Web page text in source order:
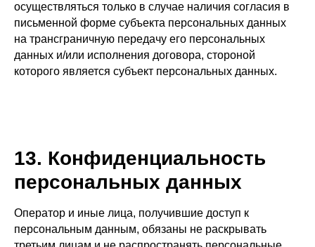
осуществляться только в случае наличия согласия в
письменной форме субъекта персональных данных
на трансграничную передачу его персональных
данных и/или исполнения договора, стороной
которого является субъект персональных данных.
13. Конфиденциальность
персональных данных
Оператор и иные лица, получившие доступ к
персональным данным, обязаны не раскрывать